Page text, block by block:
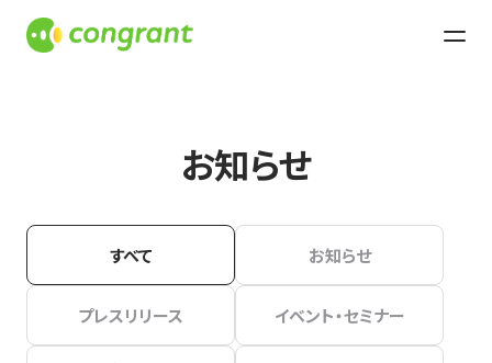
お知らせ
すべて お知らせ
プレスリリース イベント・セミナー